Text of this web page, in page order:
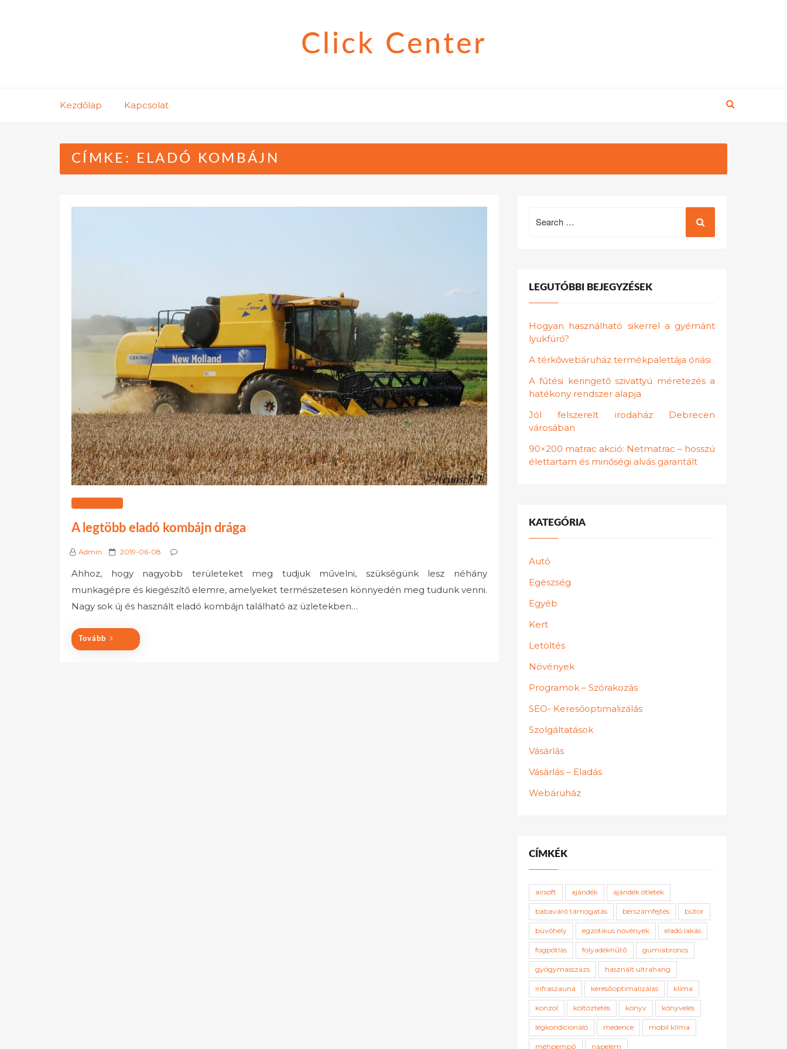
Click Center
Kezdőlap Kapcsolat
CÍMKE: ELADÓ KOMBÁJN
A legtöbb eladó kombájn drága
Admin
P
s
t
e
o
2019-06-08
Ahhoz, hogy nagyobb területeket meg tudjuk művelni, szükségünk lesz néhány
munkagépre és kiegészítő elemre, amelyeket természetesen könnyedén meg tudunk venni.
Nagy sok új és használt eladó kombájn található az üzletekben…
Tovább
for:
LEGUTÓBBI BEJEGYZÉSEK
Hogyan használható sikerrel a gyémánt
lyukfúró?
A térkőwebáruház termékpalettája óriási
A fűtési keringető szivattyú méretezés a
hatékony rendszer alapja
Jól felszerelt irodaház Debrecen
városában
90×200 matrac akció: Netmatrac – hosszú
élettartam és minőségi alvás garantált
KATEGÓRIA
Autó
Egészség
Egyéb
Kert
Letöltés
Növények
Programok – Szórakozás
SEO- Keresőoptimalizálás
Szolgáltatások
Vásárlás
Vásárlás – Eladás
Webáruház
CÍMKÉK
airsoft ajándék ajándék ötletek
babaváró támogatás bérszámfejtés bútor
búvóhely egzotikus növények eladó lakás
fogpótlás folyadékhűtő gumiabroncs
gyógymasszázs használt ultrahang
infraszauna keresőoptimalizálás klíma
konzol költöztetés könyv könyvelés
légkondicionáló medence mobil klíma
méhpempő napelem